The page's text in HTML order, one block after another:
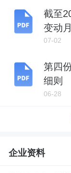
截至
变动
07-02
第四
细则
06-28
企业资料